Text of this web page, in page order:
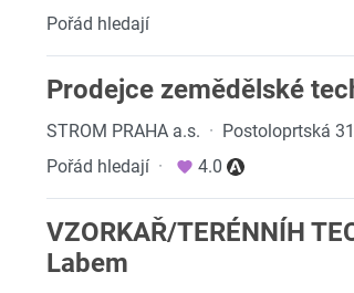
Pořád hledají
Prodejce zemědělské
STROM PRAHA a.s. · Postoloprtská
Pořád hledají · 4.0
VZORKAŘ/TERÉNNÍH
Labem